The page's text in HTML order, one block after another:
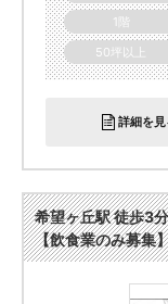
1階
50坪以上
詳細を見
希望ヶ丘駅 徒歩3
【飲食業のみ募集